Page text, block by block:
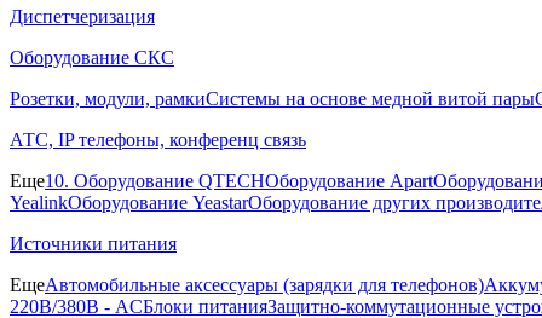
Диспетчеризация
Оборудование СКС
Розетки, модули, рамкиСистемы на основе медной витой пары
АТС, IP телефоны, конференц связь
Еще10. Оборудование QTECHОборудование Apart
YealinkОборудование YeastarОборудование других
Источники питания
ЕщеАвтомобильные аксессуары (зарядки для телефонов)
220В/380В - ACБлоки питанияЗащитно-коммутационные